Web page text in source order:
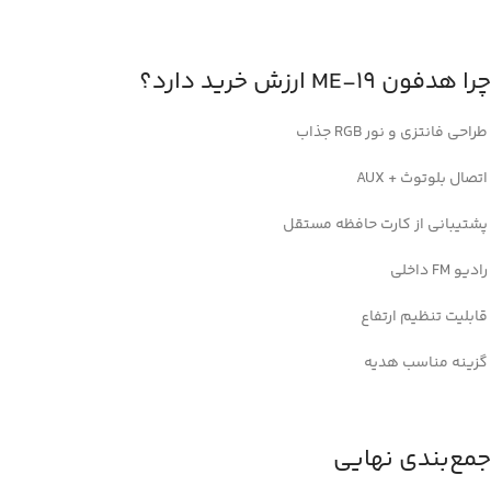
چرا هدفون ME-19 ارزش خرید دارد؟
طراحی فانتزی و نور RGB جذاب
اتصال بلوتوث + AUX
پشتیبانی از کارت حافظه مستقل
رادیو FM داخلی
قابلیت تنظیم ارتفاع
گزینه مناسب هدیه
جمع‌بندی نهایی